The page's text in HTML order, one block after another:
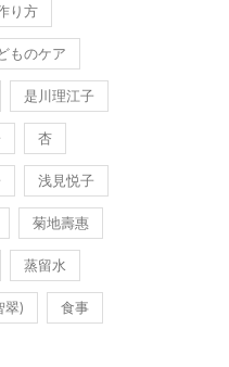
り方
ものケア
是川理江子
杏
浅見悦子
菊地壽惠
蒸留水
翠) 食事